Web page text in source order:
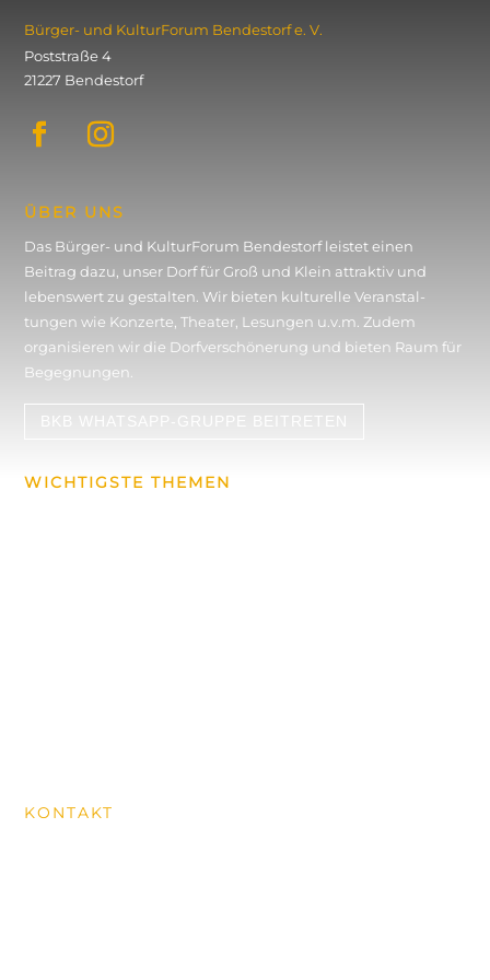
Bürger- und KulturForum ­Bendestorf e. V.
Poststraße 4
21227 Bendestorf
ÜBER UNS
Das Bürger- und KulturForum Bendestorf leistet einen
Beitrag dazu, unser Dorf für Groß und Klein attraktiv und
lebenswert zu gestalten. Wir bieten kulturelle Veran­stal­
tungen wie Konzerte, Theater, Lesungen u.v.m. Zudem
organisieren wir die Dorf­verschönerung und bieten Raum für
Begegnungen.
BKB WHATSAPP-GRUPPE BEITRETEN
WICHTIGSTE THEMEN
KONTAKT